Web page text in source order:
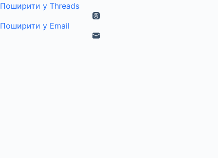
Поширити у Threads
Поширити у Email